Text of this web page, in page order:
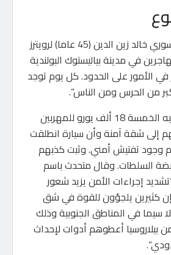
قال طالب اللجوء السوري خالد زين الدين (45 عاما) لرويترز
في مدينة بياليستوك البولندية
الأمور على الحدود. كل يوم توجد
من الحرس ومن الناس”.
دفع زين الدين وأقاربه الخمسة 18 ألف يورو للمهربين
إلى شقة آمنة وأن سيارة انطلقت
وجود تفتيش أمني. وثبت كذبهم
السلطات. وقال متحدث باسم
إجراءات الأمن يزيد شعور
كثيرين يلجؤون للقوة في شق
سيما في المناطق الجنوبية وذلك
بيلاروسيا أعطوهم أدوات لإحداث